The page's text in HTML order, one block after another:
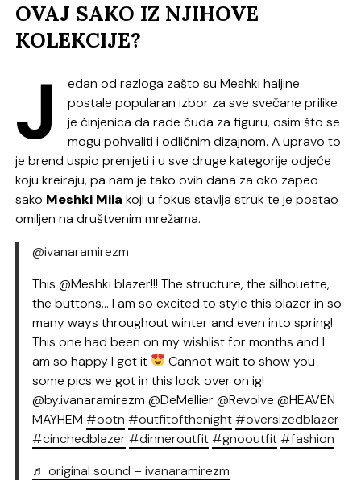
OVAJ SAKO IZ NJIHOVE
KOLEKCIJE?
J
edan od razloga zašto su Meshki haljine
postale popularan izbor za sve svečane prilike
je činjenica da rade čuda za figuru, osim što se
mogu pohvaliti i odličnim dizajnom. A upravo to
je brend uspio prenijeti i u sve druge kategorije odjeće
koju kreiraju, pa nam je tako ovih dana za oko zapeo
sako Meshki Mila koji u fokus stavlja struk te je postao
omiljen na društvenim mrežama.
@ivanaramirezm
This @Meshki blazer!!! The structure, the silhouette,
the buttons… I am so excited to style this blazer in so
many ways throughout winter and even into spring!
This one had been on my wishlist for months and I
am so happy I got it
Cannot wait to show you
some pics we got in this look over on ig!
@by.ivanaramirezm @DeMellier @Revolve @HEAVEN
MAYHEM#ootn #outfitofthenight#oversizedblazer
#cinchedblazer#dinneroutfit#gnooutfit#fashion
♬ original sound – ivanaramirezm